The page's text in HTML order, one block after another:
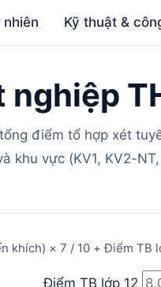
Kỹ thuật &
điểm tổ hợp xét
khu vực (KV1, KV2-
× 7 / 10 + Điểm TB
Điểm TB lớp 12